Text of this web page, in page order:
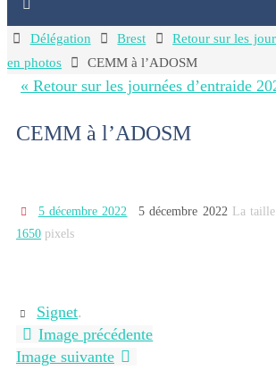
HomeDélégation Brest
Retour sur les
en photos
CEMM à l’ADOSM
« Retour sur les journées d’entraide
CEMM à l’ADOSM
5 décembre 2022 5 décembre 2022 La
1650 pixels
Signet.
Image précédente
Image suivante